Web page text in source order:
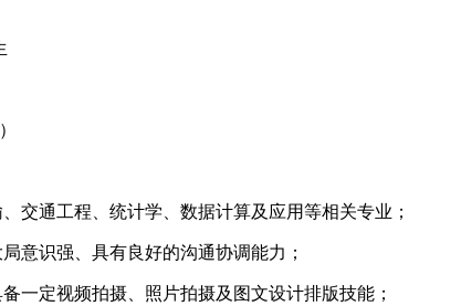
交通工程、统计学、数据计算及应用等相关专业；
意识强、具有良好的沟通协调能力；
一定视频拍摄、照片拍摄及图文设计排版技能；